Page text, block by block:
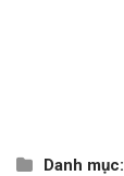
Danh mục: